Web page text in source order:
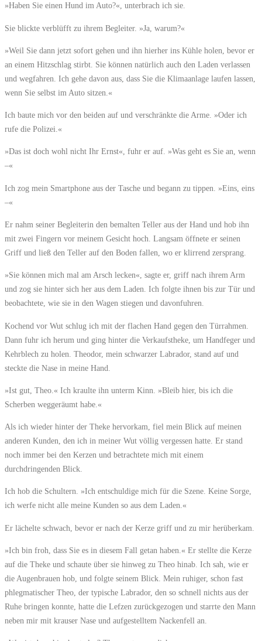
»Haben Sie einen Hund im Auto?«, unterbrach ich sie.
Sie blickte verblüfft zu ihrem Begleiter. »Ja, warum?«
»Weil Sie dann jetzt sofort gehen und ihn hierher ins Kühle holen, bevor er
an einem Hitzschlag stirbt. Sie können natürlich auch den Laden verlassen
und wegfahren. Ich gehe davon aus, dass Sie die Klimaanlage laufen lassen,
wenn Sie selbst im Auto sitzen.«
Ich baute mich vor den beiden auf und verschränkte die Arme. »Oder ich
rufe die Polizei.«
»Das ist doch wohl nicht Ihr Ernst«, fuhr er auf. »Was geht es Sie an, wenn
–«
Ich zog mein Smartphone aus der Tasche und begann zu tippen. »Eins, eins
–«
Er nahm seiner Begleiterin den bemalten Teller aus der Hand und hob ihn
mit zwei Fingern vor meinem Gesicht hoch. Langsam öffnete er seinen
Griff und ließ den Teller auf den Boden fallen, wo er klirrend zersprang.
»Sie können mich mal am Arsch lecken«, sagte er, griff nach ihrem Arm
und zog sie hinter sich her aus dem Laden. Ich folgte ihnen bis zur Tür und
beobachtete, wie sie in den Wagen stiegen und davonfuhren.
Kochend vor Wut schlug ich mit der flachen Hand gegen den Türrahmen.
Dann fuhr ich herum und ging hinter die Verkaufstheke, um Handfeger und
Kehrblech zu holen. Theodor, mein schwarzer Labrador, stand auf und
steckte die Nase in meine Hand.
»Ist gut, Theo.« Ich kraulte ihn unterm Kinn. »Bleib hier, bis ich die
Scherben weggeräumt habe.«
Als ich wieder hinter der Theke hervorkam, fiel mein Blick auf meinen
anderen Kunden, den ich in meiner Wut völlig vergessen hatte. Er stand
noch immer bei den Kerzen und betrachtete mich mit einem
durchdringenden Blick.
Ich hob die Schultern. »Ich entschuldige mich für die Szene. Keine Sorge,
ich werfe nicht alle meine Kunden so aus dem Laden.«
Er lächelte schwach, bevor er nach der Kerze griff und zu mir herüberkam.
»Ich bin froh, dass Sie es in diesem Fall getan haben.« Er stellte die Kerze
auf die Theke und schaute über sie hinweg zu Theo hinab. Ich sah, wie er
die Augenbrauen hob, und folgte seinem Blick. Mein ruhiger, schon fast
phlegmatischer Theo, der typische Labrador, den so schnell nichts aus der
Ruhe bringen konnte, hatte die Lefzen zurückgezogen und starrte den Mann
neben mir mit krauser Nase und aufgestelltem Nackenfell an.